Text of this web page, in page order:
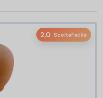
2,0 SceltaFacile